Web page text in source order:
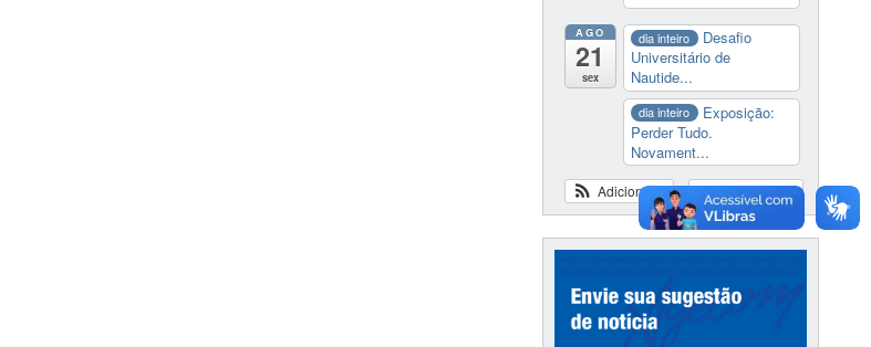
AGO
21
sex
dia inteiro
Desafio
Universitário de
Nautide...
dia inteiro
Exposição:
Perder Tudo.
Novament...
Ver calendário
Adicionar